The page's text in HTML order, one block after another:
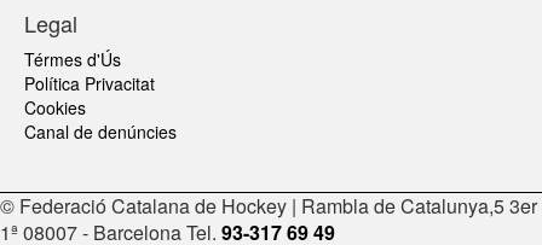
Legal
Térmes d'Ús
Política Privacitat
Cookies
Canal de denúncies
© Federació Catalana de Hockey | Rambla de Catalunya,5 3er
1ª 08007 - Barcelona Tel. 93-317 69 49